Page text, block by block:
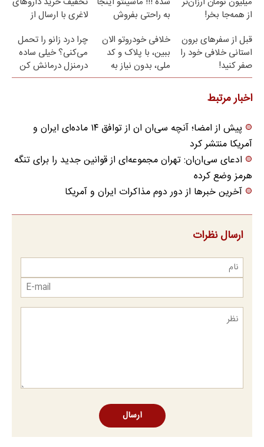
از همه‌جا بخر!
به راحتی بفروش
لاغری با ارسال از
قبل از سفرهای برون
استانی خلافی خود را
صفر کنید!
خلافی خودروتو الان
ببین، با پلاک و کد
ملی، بدون نیاز به
مراجعه حضوری
چرا درد زانو را تحمل
می‌کنی؟ خیلی ساده
درمنزل درمانش کن
اخبار مرتبط
پیش از امضا؛ آنچه سی‌ان ان از توافق ۱۴ ماده‌ای ایران و
آمریکا منتشر کرد
ادعای سی‌ان‌ان: تهران مجموعه‌ای از قوانین جدید را برای تنگه
هرمز وضع کرده
آخرین خبرها از دور دوم مذاکرات ایران و آمریکا
ارسال نظرات
ارسال